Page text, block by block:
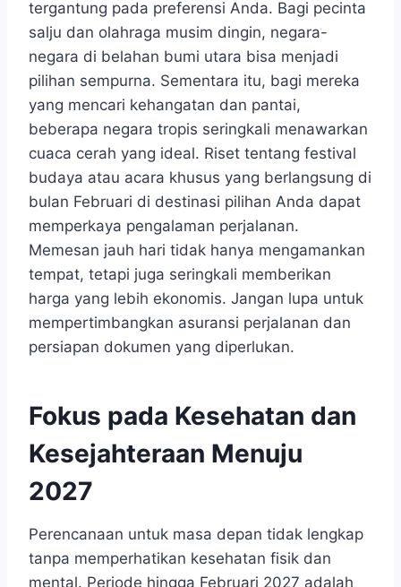
tergantung pada preferensi Anda. Bagi pecinta
salju dan olahraga musim dingin, negara-
negara di belahan bumi utara bisa menjadi
pilihan sempurna. Sementara itu, bagi mereka
yang mencari kehangatan dan pantai,
beberapa negara tropis seringkali menawarkan
cuaca cerah yang ideal. Riset tentang festival
budaya atau acara khusus yang berlangsung di
bulan Februari di destinasi pilihan Anda dapat
memperkaya pengalaman perjalanan.
Memesan jauh hari tidak hanya mengamankan
tempat, tetapi juga seringkali memberikan
harga yang lebih ekonomis. Jangan lupa untuk
mempertimbangkan asuransi perjalanan dan
persiapan dokumen yang diperlukan.
Fokus pada Kesehatan dan
Kesejahteraan Menuju
2027
Perencanaan untuk masa depan tidak lengkap
tanpa memperhatikan kesehatan fisik dan
mental. Periode hingga Februari 2027 adalah